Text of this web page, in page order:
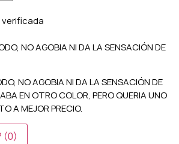
NO AGOBIA NI DA LA SENSACIÓN DE
NO AGOBIA NI DA LA SENSACIÓN DE
EN OTRO COLOR, PERO QUERIA UNO
A MEJOR PRECIO.
(0)